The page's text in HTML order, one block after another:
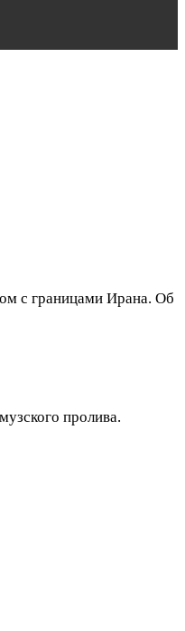
с границами Ирана. Об
пролива.